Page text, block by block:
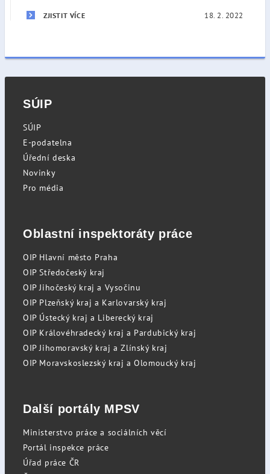
ZJISTIT VÍCE 18. 2. 2022
SÚIP
SÚIP
E-podatelna
Úřední deska
Novinky
Pro média
Oblastní inspektoráty práce
OIP Hlavní město Praha
OIP Středočeský kraj
OIP Jihočeský kraj a Vysočinu
OIP Plzeňský kraj a Karlovarský kraj
OIP Ústecký kraj a Liberecký kraj
OIP Královéhradecký kraj a Pardubický kraj
OIP Jihomoravský kraj a Zlínský kraj
OIP Moravskoslezský kraj a Olomoucký kraj
Další portály MPSV
Ministerstvo práce a sociálních věcí
Portál inspekce práce
Úřad práce ČR